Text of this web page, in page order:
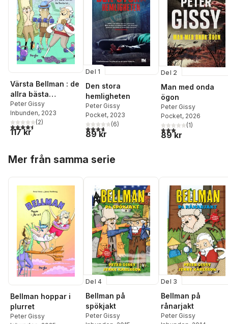
Värsta Bellman : de
allra bästa
historierna
Peter Gissy
Inbunden, 2023
4,5utav 5 stjärnor. Totalt antal röster:
(2)
117 kr
Del 1
Den stora
hemligheten
Peter Gissy
Pocket, 2023
3,7utav 5 stjärnor. Totalt antal röster:
(6)
89 kr
Del 2
Man med onda
ögon
Peter Gissy
Pocket, 2026
3,0utav 5 stjärnor.
(1)
89 kr
Mer från samma serie
Bellman hoppar i
plurret
Peter Gissy
Del 4
Bellman på
spökjakt
Peter Gissy
Del 3
Bellman på
rånarjakt
Peter Gissy